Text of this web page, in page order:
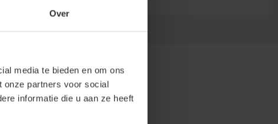
Over
media te bieden en om ons
onze partners voor social
informatie die u aan ze heeft